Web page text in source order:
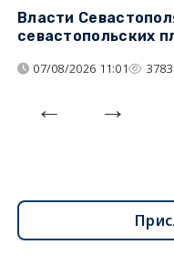
Власти
севастопольских
07/08/2026 11:01 3783